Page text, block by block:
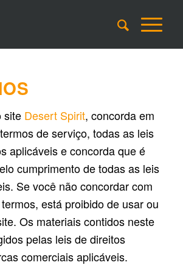
site Desert Spirit, concorda em
de serviço, todas as leis
aplicáveis ​​e concorda que é
cumprimento de todas as leis
Se você não concordar com
está proibido de usar ou
Os materiais contidos neste
pelas leis de direitos
comerciais aplicáveis.